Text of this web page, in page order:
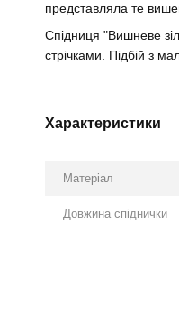
представляла те
Спідниця "Вишневе
стрічками. Підбій з
Характеристики
Матеріал
Довжина спіднички